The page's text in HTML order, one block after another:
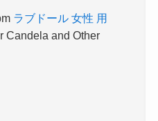
ラブドール 女性 用
Candela and Other